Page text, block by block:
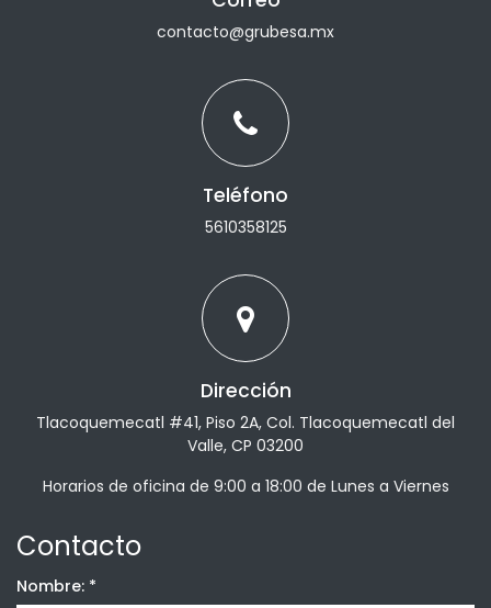
contacto@grubesa.mx
Teléfono
5610358125
Dirección
Tlacoquemecatl #41, Piso 2A, Col. Tlacoquemecatl del
Valle, CP 03200
Horarios de oficina de 9:00 a 18:00 de Lunes a Viernes
Contacto
Nombre: *